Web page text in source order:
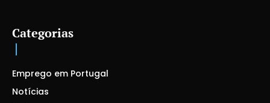
Categorias
Emprego em Portugal
Notícias